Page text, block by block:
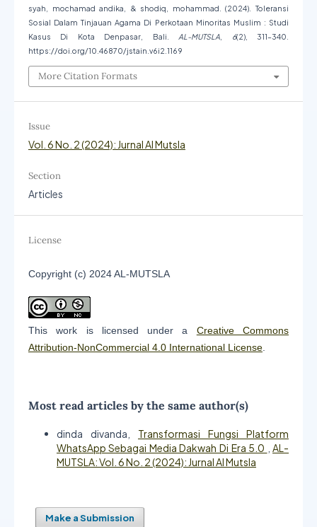
syah, mochamad andika, & shodiq, mohammad. (2024). Toleransi
Sosial Dalam Tinjauan Agama Di Perkotaan Minoritas Muslim : Studi
Kasus Di Kota Denpasar, Bali. AL-MUTSLA 6(2), 311–340.
https://doi.org/10.46870/jstain.v6i2.1169
More Citation Formats
Issue
Vol. 6 No. 2 (2024): Jurnal Al Mutsla
Section
Articles
License
Copyright (c) 2024 AL-MUTSLA
This work is licensed under a Creative Commons
Attribution-NonCommercial 4.0 International License.
Most read articles by the same author(s)
dinda divanda, Transformasi Fungsi Platform
WhatsApp Sebagai Media Dakwah Di Era 5.0
,AL-
MUTSLA: Vol. 6 No. 2 (2024): Jurnal Al Mutsla
Make a Submission